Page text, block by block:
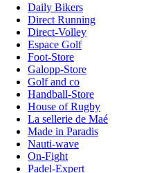
Daily Bikers
Direct Running
Direct-Volley
Espace Golf
Foot-Store
Galopp-Store
Golf and co
Handball-Store
House of Rugby
La sellerie de Maé
Made in Paradis
Nauti-wave
On-Fight
Padel-Expert